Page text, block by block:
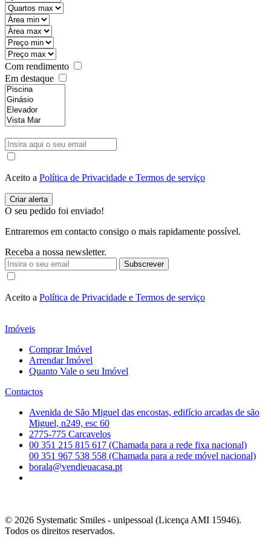
Com rendimento
Em destaque
Aceito a Política de Privacidade e Termos de serviço
O seu pedido foi enviado!
Entraremos em contacto consigo o mais rapidamente possível.
Receba a nossa newsletter.
Subscrever
Aceito a Política de Privacidade e Termos de serviço
Imóveis
Comprar Imóvel
Arrendar Imóvel
Quanto Vale o seu Imóvel
Contactos
Avenida de São Miguel das encostas, edifício arcadas de são
Miguel, n249, esc 60
2775-775 Carcavelos
00 351 215 815 617 (Chamada para a rede fixa nacional)
00 351 967 538 558 (Chamada para a rede móvel nacional)
borala@vendieuacasa.pt
© 2026 Systematic Smiles - unipessoal (Licença AMI 15946).
Todos os direitos reservados.